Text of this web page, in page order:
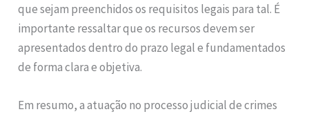
que sejam preenchidos os requisitos legais para tal. É
importante ressaltar que os recursos devem ser
apresentados dentro do prazo legal e fundamentados
de forma clara e objetiva.
Em resumo, a atuação no processo judicial de crimes